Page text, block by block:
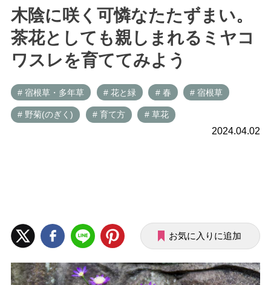
木陰に咲く可憐なたたずまい。
茶花としても親しまれるミヤコ
ワスレを育ててみよう
# 宿根草・多年草 # 花と緑 # 春 # 宿根草
# 野菊(のぎく) # 育て方 # 草花
2024.04.02
お気に入りに追加